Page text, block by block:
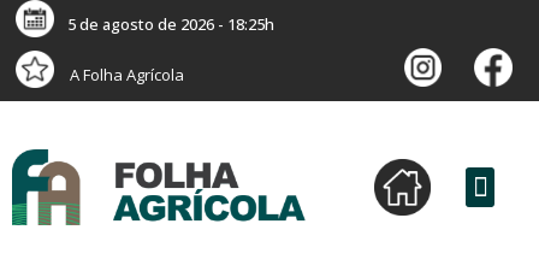
5 de agosto de 2026 - 18:25h
A Folha Agrícola